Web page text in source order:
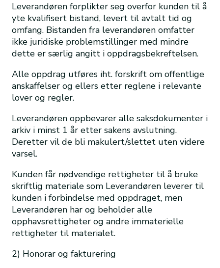
Leverandøren forplikter seg overfor kunden til å
yte kvalifisert bistand, levert til avtalt tid og
omfang. Bistanden fra leverandøren omfatter
ikke juridiske problemstillinger med mindre
dette er særlig angitt i oppdragsbekreftelsen.
Alle oppdrag utføres iht. forskrift om offentlige
anskaffelser og ellers etter reglene i relevante
lover og regler.
Leverandøren oppbevarer alle saksdokumenter i
arkiv i minst 1 år etter sakens avslutning.
Deretter vil de bli makulert/slettet uten videre
varsel.
Kunden får nødvendige rettigheter til å bruke
skriftlig materiale som Leverandøren leverer til
kunden i forbindelse med oppdraget, men
Leverandøren har og beholder alle
opphavsrettigheter og andre immaterielle
rettigheter til materialet.
2) Honorar og fakturering